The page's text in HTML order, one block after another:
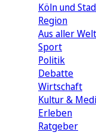
Köln und
Region
Aus aller Welt
Sport
Politik
Debatte
Wirtschaft
Kultur &
Erleben
Ratgeber